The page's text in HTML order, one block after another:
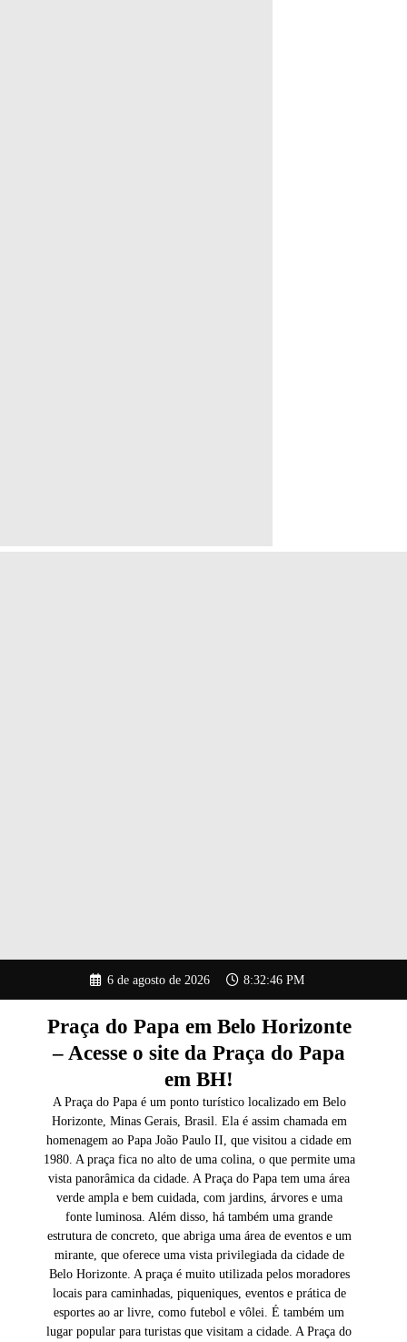
o
6 de agosto de 2026 8:32:46 PM
Praça do Papa em Belo Horizonte
– Acesse o site da Praça do Papa
em BH!
A Praça do Papa é um ponto turístico localizado em Belo
Horizonte, Minas Gerais, Brasil. Ela é assim chamada em
homenagem ao Papa João Paulo II, que visitou a cidade em
1980. A praça fica no alto de uma colina, o que permite uma
vista panorâmica da cidade. A Praça do Papa tem uma área
verde ampla e bem cuidada, com jardins, árvores e uma
fonte luminosa. Além disso, há também uma grande
estrutura de concreto, que abriga uma área de eventos e um
mirante, que oferece uma vista privilegiada da cidade de
Belo Horizonte. A praça é muito utilizada pelos moradores
locais para caminhadas, piqueniques, eventos e prática de
esportes ao ar livre, como futebol e vôlei. É também um
lugar popular para turistas que visitam a cidade. A Praça do